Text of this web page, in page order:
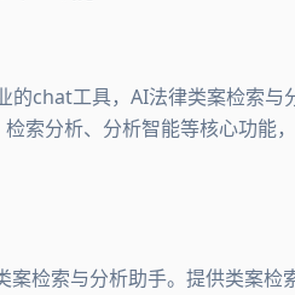
的chat工具，AI法律类案检索与
索分析、分析智能等核心功能
案检索与分析助手。提供类案